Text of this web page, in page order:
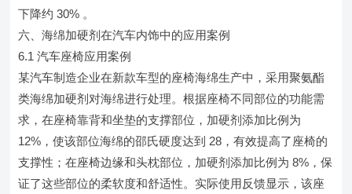
下降约 30% 。
六、海绵加硬剂在汽车内饰中的应用案例
6.1 汽车座椅应用案例
某汽车制造企业在新款车型的座椅海绵生产中，采用聚氨酯
类海绵加硬剂对海绵进行处理。根据座椅不同部位的功能需
求，在座椅靠背和坐垫的支撑部位，加硬剂添加比例为
12%，使该部位海绵的邵氏硬度达到 28，有效提高了座椅的
支撑性；在座椅边缘和头枕部位，加硬剂添加比例为 8%，保
证了这些部位的柔软度和舒适性。实际使用反馈显示，该座